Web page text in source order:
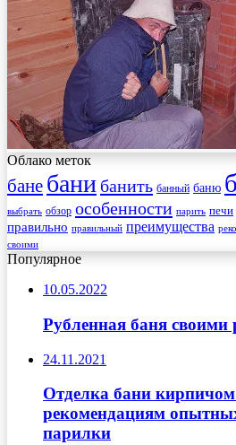
Облако меток
бане бани банить банный баню
выбрать обзор особенности парить печи
правильно правильный преимущества
своими
Популярное
10.05.2022
Рубленная баня своими
24.11.2021
Отделка бани
рекомендациям
парилки